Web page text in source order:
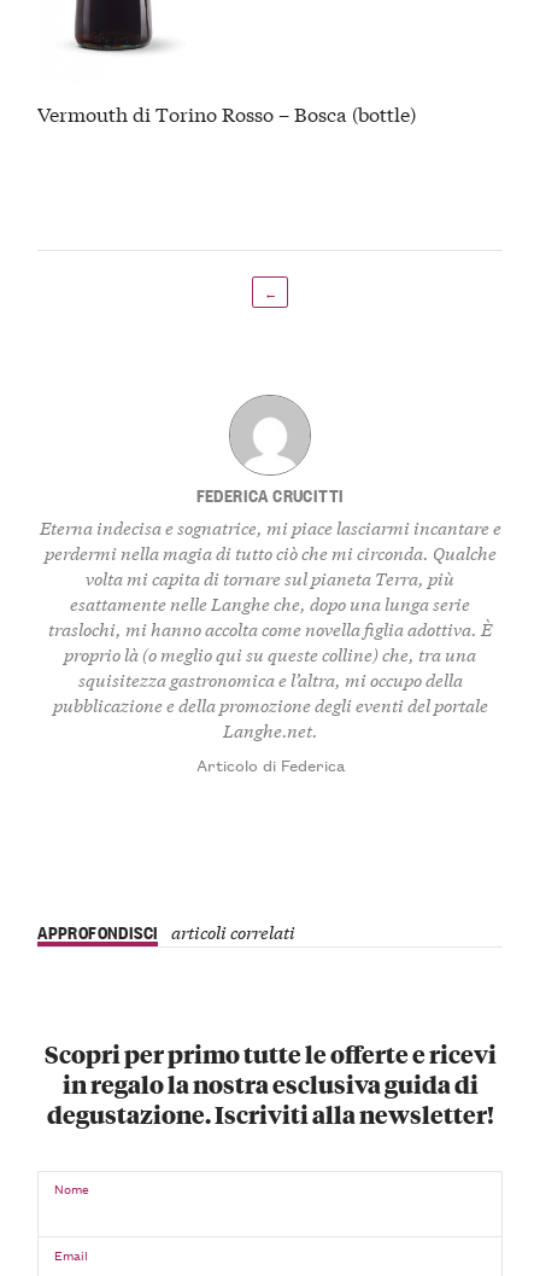
Vermouth di Torino Rosso – Bosca (bottle)
←
FEDERICA CRUCITTI
Eterna indecisa e sognatrice, mi piace lasciarmi incantare e
perdermi nella magia di tutto ciò che mi circonda. Qualche
volta mi capita di tornare sul pianeta Terra, più
esattamente nelle Langhe che, dopo una lunga serie
traslochi, mi hanno accolta come novella figlia adottiva. È
proprio là (o meglio qui su queste colline) che, tra una
squisitezza gastronomica e l’altra, mi occupo della
pubblicazione e della promozione degli eventi del portale
Langhe.net.
Articolo di Federica
APPROFONDISCI articoli correlati
Scopri per primo tutte le offerte e ricevi
in regalo la nostra esclusiva guida di
degustazione. Iscriviti alla newsletter!
Nome
Email